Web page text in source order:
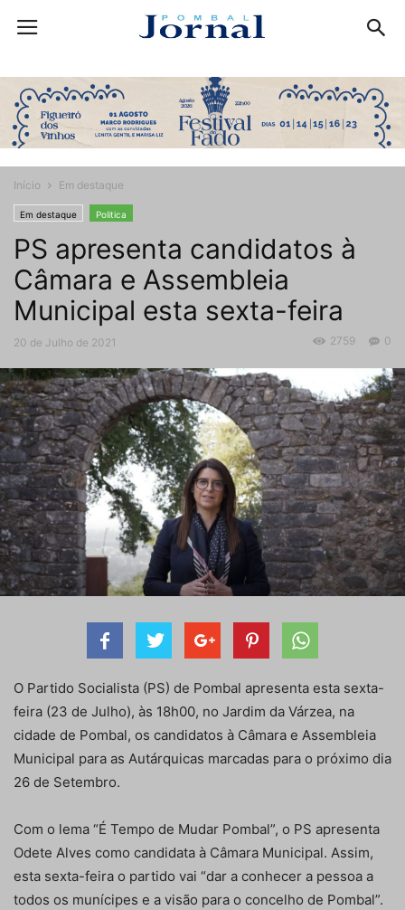
Início Em destaque
Em destaque Politica
PS apresenta candidatos à
Câmara e Assembleia
Municipal esta sexta-feira
20 de Julho de 2021 0
2759
O Partido Socialista (PS) de Pombal apresenta esta sexta-
feira (23 de Julho), às 18h00, no Jardim da Várzea, na
cidade de Pombal, os candidatos à Câmara e Assembleia
Municipal para as Autárquicas marcadas para o próximo dia
26 de Setembro.
Com o lema “É Tempo de Mudar Pombal”, o PS apresenta
Odete Alves como candidata à Câmara Municipal. Assim,
esta sexta-feira o partido vai “dar a conhecer a pessoa a
todos os munícipes e a visão para o concelho de Pombal”.